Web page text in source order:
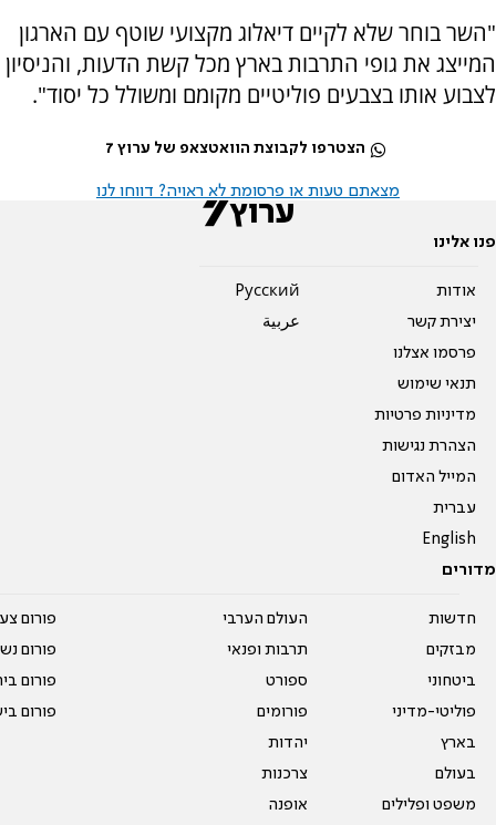
"השר בוחר שלא לקיים דיאלוג מקצועי שוטף עם הארגון
המייצג את גופי התרבות בארץ מכל קשת הדעות, והניסיון
לצבוע אותו בצבעים פוליטיים מקומם ומשולל כל יסוד".
הצטרפו לקבוצת הוואטצאפ של ערוץ 7
מצאתם טעות או פרסומת לא ראויה? דווחו לנו
פנו אלינו
אודות
יצירת קשר
פרסמו אצלנו
תנאי שימוש
מדיניות פרטיות
הצהרת נגישות
המייל האדום
עברית
English
Pусский
عربية
מדורים
חדשות
מבזקים
ביטחוני
פוליטי-מדיני
בארץ
בעולם
משפט ופלילים
העולם הערבי
תרבות ופנאי
ספורט
פורומים
יהדות
צרכנות
אופנה
פורום
פורום
פורום
פורום